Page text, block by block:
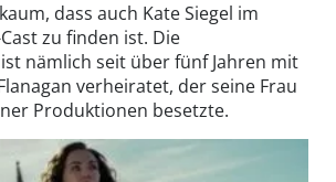
dass auch Kate Siegel im
zu finden ist. Die
nämlich seit über fünf Jahren mit
verheiratet, der seine Frau
Produktionen besetzte.